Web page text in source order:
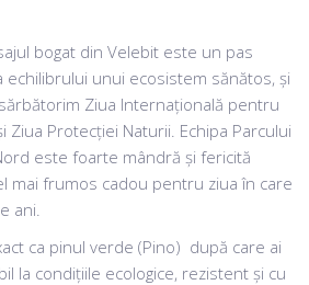
bogat din Velebit este un pas
unui ecosistem sănătos, și
Ziua Internațională pentru
Ziua Protecției Naturii. Echipa Parcului
este foarte mândră și fericită
mai frumos cadou pentru ziua în care
ani.
ca pinul verde (Pino) ​​după care ai
la condițiile ecologice, rezistent și cu